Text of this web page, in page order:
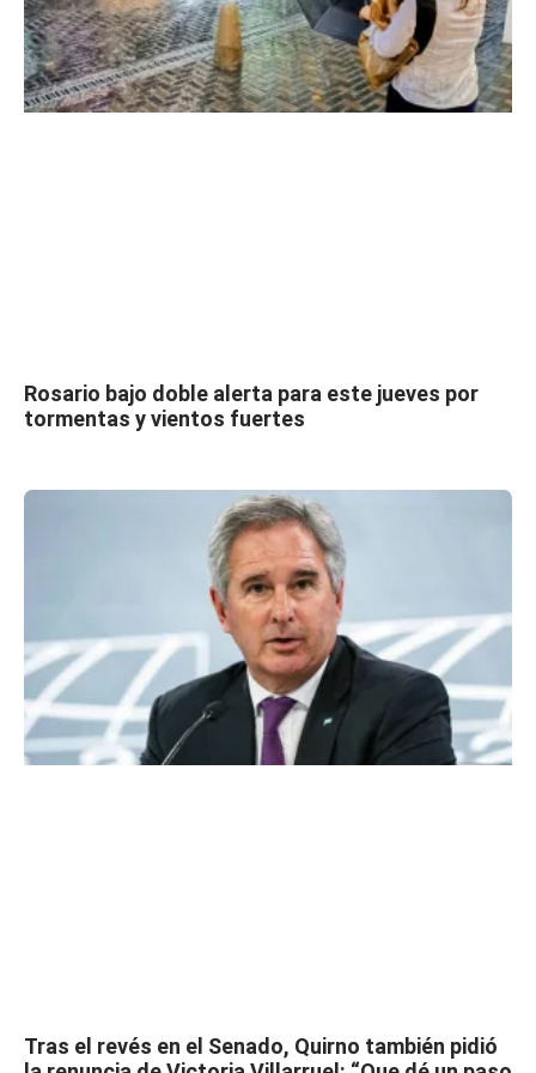
Rosario bajo doble alerta para este jueves por
tormentas y vientos fuertes
Tras el revés en el Senado, Quirno también pidió